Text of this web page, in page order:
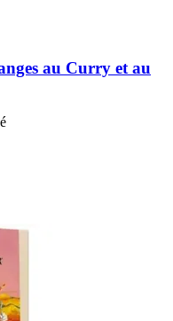
au Curry et au